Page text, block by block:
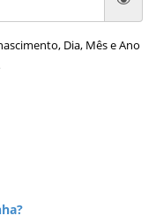
Dia, Mês e Ano